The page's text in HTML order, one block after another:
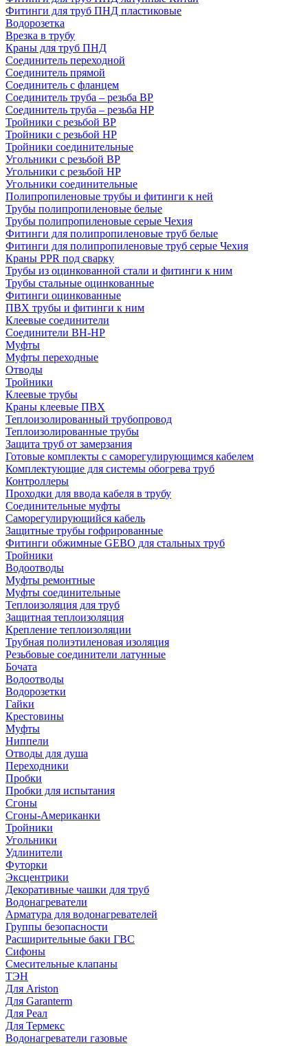
Фитинги для труб ПНД пластиковые
Водорозетка
Врезка в трубу
Краны для труб ПНД
Соединитель переходной
Соединитель прямой
Соединитель с фланцем
Соединитель труба – резьба ВР
Соединитель труба – резьба НР
Тройники с резьбой ВР
Тройники с резьбой НР
Тройники соединительные
Угольники с резьбой ВР
Угольники с резьбой НР
Угольники соединительные
Полипропиленовые трубы и фитинги к ней
Трубы полипропиленовые белые
Трубы полипропиленовые серые Чехия
Фитинги для полипропиленовые труб белые
Фитинги для полипропиленовые труб серые Чехия
Краны PPR под сварку
Трубы из оцинкованной стали и фитинги к ним
Трубы стальные оцинкованные
Фитинги оцинкованные
ПВХ трубы и фитинги к ним
Клеевые соединители
Соединители ВН-НР
Муфты
Муфты переходные
Отводы
Тройники
Клеевые трубы
Краны клеевые ПВХ
Теплоизолированный трубопровод
Теплоизолированные трубы
Защита труб от замерзания
Готовые комплекты с саморегулирующимся кабелем
Комплектующие для системы обогрева труб
Контроллеры
Проходки для ввода кабеля в трубу
Соединительные муфты
Саморегулирующийся кабель
Защитные трубы гофрированные
Фитинги обжимные GEBO для стальных труб
Тройники
Водоотводы
Муфты ремонтные
Муфты соединительные
Теплоизоляция для труб
Защитная теплоизоляция
Крепление теплоизоляции
Трубная полиэтиленовая изоляция
Резьбовые соединители латунные
Бочата
Водоотводы
Водорозетки
Гайки
Крестовины
Муфты
Ниппели
Отводы для душа
Переходники
Пробки
Пробки для испытания
Сгоны
Сгоны-Американки
Тройники
Угольники
Удлинители
Футорки
Эксцентрики
Декоративные чашки для труб
Водонагреватели
Арматура для водонагревателей
Группы безопасности
Расширительные баки ГВС
Сифоны
Смесительные клапаны
ТЭН
Для Ariston
Для Garanterm
Для Реал
Для Термекс
Водонагреватели газовые